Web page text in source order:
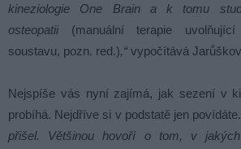
kineziologie One Brain a k tomu
osteopatii(manuální terapie uvolňující
soustavu, pozn. red.),“ vypočítává
Nejspíše vás nyní zajímá, jak sezení v
probíhá. Nejdříve si v podstatě jen povídáte.
přišel. Většinou hovoří o tom, v